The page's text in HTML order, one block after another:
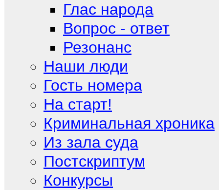
Глас народа
Вопрос - ответ
Резонанс
Наши люди
Гость номера
На старт!
Криминальная хроника
Из зала суда
Постскриптум
Конкурсы